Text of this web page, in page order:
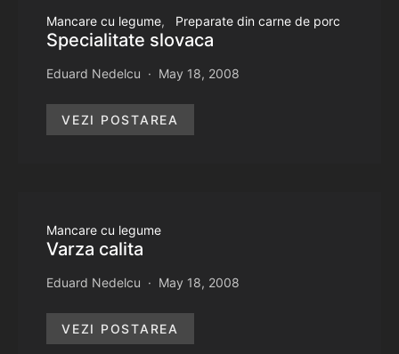
Mancare cu legume Preparate din carne de porc
Specialitate slovaca
Eduard Nedelcu May 18, 2008
VEZI POSTAREA
Mancare cu legume
Varza calita
Eduard Nedelcu May 18, 2008
VEZI POSTAREA